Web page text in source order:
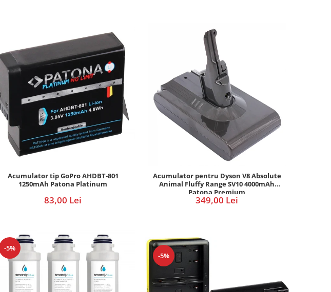
Acumulator tip GoPro AHDBT-801
1250mAh Patona Platinum
83,00 Lei
Acumulator pentru Dyson V8 Absolute
Animal Fluffy Range SV10 4000mAh
Patona Premium
349,00 Lei
-5%
-5%